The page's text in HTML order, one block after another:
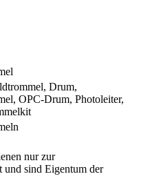
Drum,
OPC-Drum, Photoleiter,
nur zur
sind Eigentum der